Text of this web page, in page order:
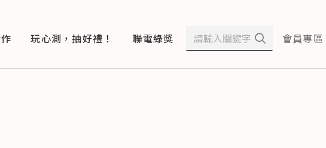
玩心測，抽好禮！ 聯電綠獎 會員專區